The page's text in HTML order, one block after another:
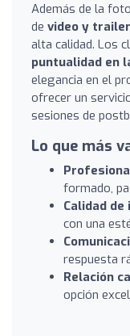
Además de la
de video y trailer
alta calidad. Los
puntualidad en
elegancia en el
ofrecer un
sesiones de
Lo que más
formado,
Calidad de
con una
respuesta
Relación
opción